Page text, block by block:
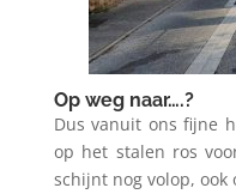
Op weg naar….?
Dus vanuit ons fijne
op het stalen ros
schijnt nog volop, ook